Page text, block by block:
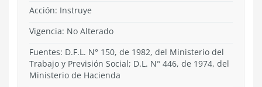
Acción: Instruye
Vigencia: No Alterado
Fuentes: D.F.L. N° 150, de 1982, del Ministerio del
Trabajo y Previsión Social; D.L. N° 446, de 1974, del
Ministerio de Hacienda